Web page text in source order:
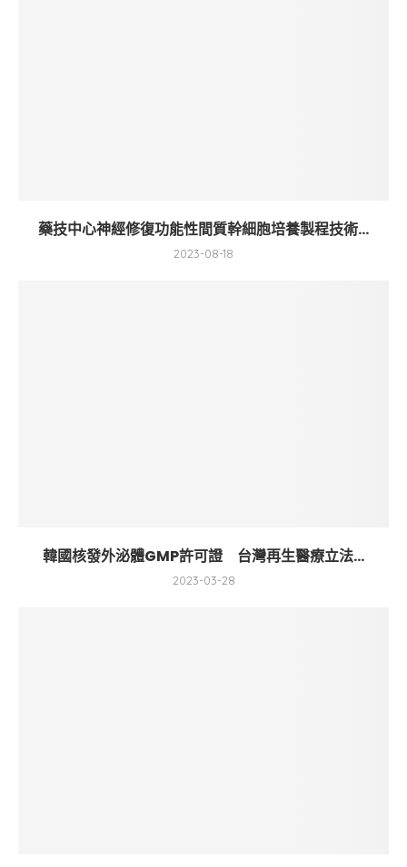
藥技中心神經修復功能性間質幹細胞培養製程技術...
2023-08-18
韓國核發外泌體GMP許可證 台灣再生醫療立法...
2023-03-28